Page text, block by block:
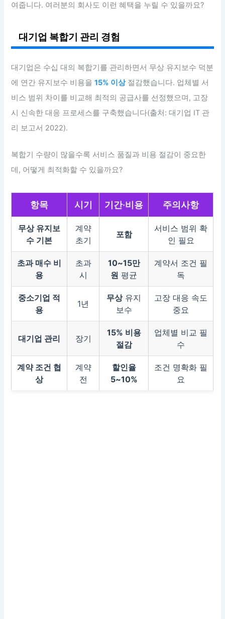
여줍니다. 여러분의 회사도 이런 혜택을 누릴 수 있을까요?
대기업 복합기 관리 경험
대기업은 수십 대의 복합기를 관리하면서 무상 유지보수 덕분
에 연간 유지보수 비용을15% 이상절감했습니다. 업체별 서
비스 범위 차이를 비교해 최적의 공급사를 선정했으며, 고장
시 신속한 대응 프로세스를 구축했습니다(출처: 대기업 IT 관
리 보고서 2022).
복합기 수량이 많을수록 서비스 품질과 비용 절감이 중요한
데, 어떻게 최적화할 수 있을까요?
항목 시기 기간·비용 주의사항
무상 유지보
수 기본
계약
초기
포함
서비스 범위 확
인 필요
초과 매수 비
용
초과
시
10~15만
원 평균
계약서 조건 필
독
중소기업 적
용
1년
무상유지
보수
고장 대응 속도
중요
대기업 관리 장기
15% 비용
절감
업체별 비교 필
수
계약 조건 협
상
계약
전
할인율
5~10%
조건 명확화 필
요